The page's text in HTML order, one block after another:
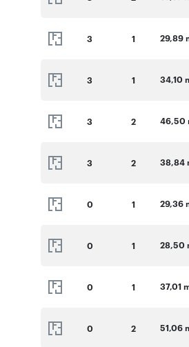
3 1 29,89
3 1 34,10
3 2 46,50
3 2 38,84
0 1 29,36
0 1 28,50
0 1 37,01
0 2 51,06